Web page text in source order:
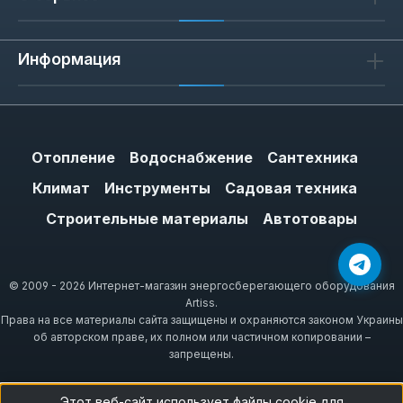
Информация
Отопление Водоснабжение
Сантехника
Климат
Инструменты
Садовая техника
Строительные материалы
Автотовары
© 2009 - 2026 Интернет-магазин энергосберегающего оборудования
Artiss.
Права на все материалы сайта защищены и охраняются законом Украины
об авторском праве, их полном или частичном копировании –
запрещены.